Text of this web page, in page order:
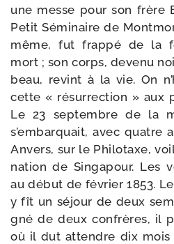
une messe pour son frère
Petit Séminaire de
même, fut frap­pé de la
mort ; son corps, deve­nu
beau, revint à la vie. On
cette « résur­rec­tion » aux
Le 23 sep­tembre de la
s’embarquait, avec quatre
Anvers, sur le Philotaxe,
na­tion de Singapour. Les
au début de février 1853.
y fît un séjour de deux
gné de deux confrères, il
où il dut attendre dix